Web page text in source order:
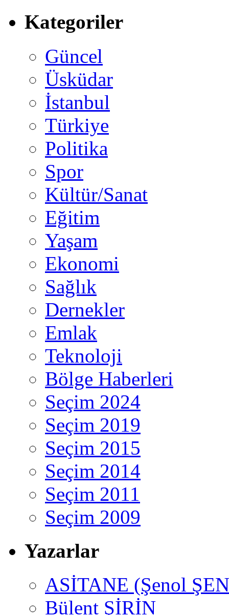
Kategoriler
Güncel
Üsküdar
İstanbul
Türkiye
Politika
Spor
Kültür/Sanat
Eğitim
Yaşam
Ekonomi
Sağlık
Dernekler
Emlak
Teknoloji
Bölge Haberleri
Seçim 2024
Seçim 2019
Seçim 2015
Seçim 2014
Seçim 2011
Seçim 2009
Yazarlar
ASİTANE (Şenol
Bülent ŞİRİN